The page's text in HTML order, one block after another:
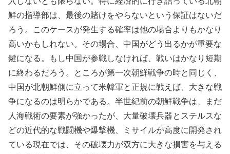
鮮の指導部は、最後の賭けをやらないという保証はないだ
ろう。このケースが発生する確率は他の場合よりもかなり
高いかもしれない。その場合、中国がどう出るかが重要な
鍵になる。もし中国が参戦しなければ、戦いはかなり短期
に終わるだろう。ところが第一次朝鮮戦争の時と同じく、
中国が北朝鮮側に立って米韓軍と正規に戦えば、大きな戦
争になるのは明らかである。半世紀前の朝鮮戦争は、まだ
人海戦術の要素が強かったが、大量破壊兵器とステルスな
どの近代的な戦闘機や爆撃機、ミサイルが高度に開発され
ている現在では、その破壊力が双方に大きな損害を与える